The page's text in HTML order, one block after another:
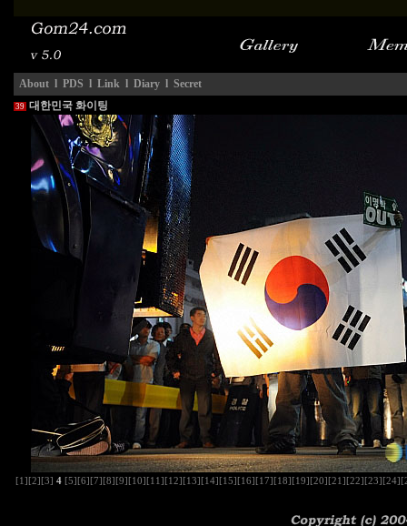
About l PDS l Link l Diary l Secret
39 대한민국 화이팅
[1] [2] [3] 4 [5] [6] [7] [8] [9] [10] [11] [12] [13] [14] [15] [16] [17] [18] [19] [20] [21] [22] [23] [24]